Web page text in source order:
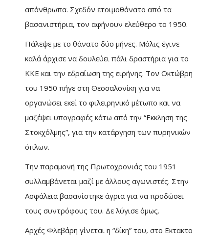
απάνθρωπα. Σχεδόν ετοιμοθάνατο από τα
βασανιστήρια, τον αφήνουν ελεύθερο το 1950.
Πάλεψε με το θάνατο δύο μήνες. Μόλις έγινε
καλά άρχισε να δουλεύει πάλι δραστήρια για το
ΚΚΕ και την εδραίωση της ειρήνης. Τον Οκτώβρη
του 1950 πήγε στη Θεσσαλονίκη για να
οργανώσει εκεί το φιλειρηνικό μέτωπο και να
μαζέψει υπογραφές κάτω από την “Εκκληση της
Στοκχόλμης”, για την κατάργηση των πυρηνικών
όπλων.
Την παραμονή της Πρωτοχρονιάς του 1951
συλλαμβάνεται μαζί με άλλους αγωνιστές. Στην
Ασφάλεια βασανίστηκε άγρια για να προδώσει
τους συντρόφους του. Δε λύγισε όμως.
Αρχές Φλεβάρη γίνεται η “δίκη” του, στο Εκτακτο